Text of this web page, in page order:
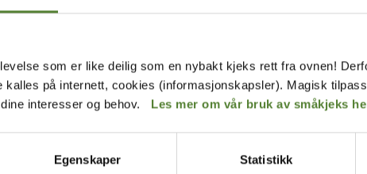
som er like deilig som en nybakt kjeks rett fra ovnen!
kalles på internett, cookies (informasjonskapsler). Magisk
interesser og behov. Les mer om vår bruk av småkjeks
Egenskaper Statistikk